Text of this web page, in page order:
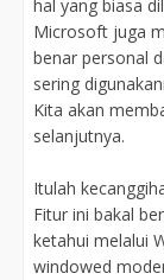
hal yang biasa
Microsoft juga
benar personal
sering
Kita akan
selanjutnya.
Itulah
Fitur ini bakal
ketahui melalui
windowed